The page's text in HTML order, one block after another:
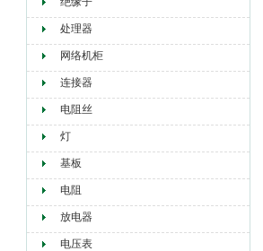
处理器
网络机柜
连接器
电阻丝
灯
基板
电阻
放电器
电压表